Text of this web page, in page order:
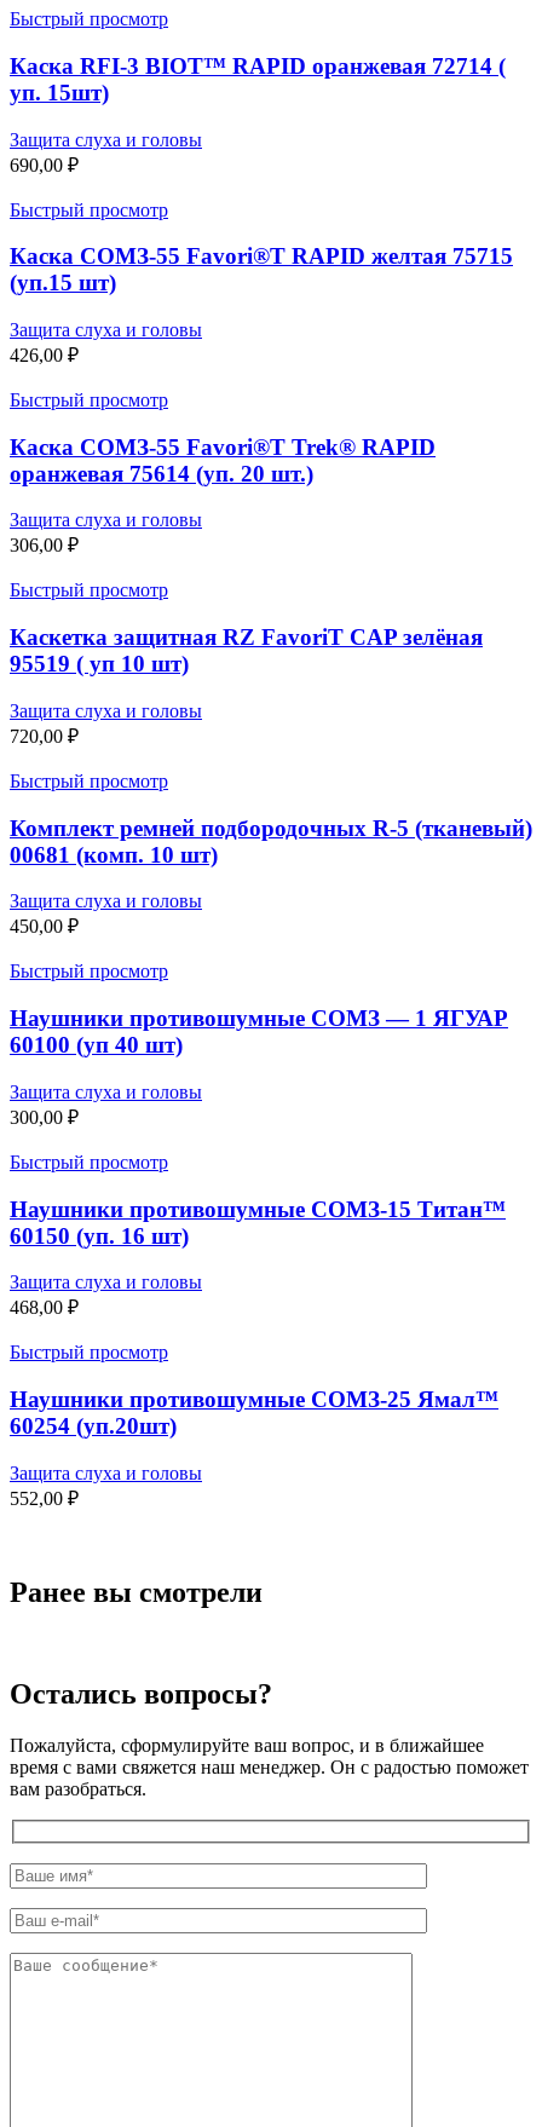
Быстрый просмотр
Каска RFI-3 BIOT™ RAPID оранжевая 72714 (
уп. 15шт)
Защита слуха и головы
690,00 ₽
Быстрый просмотр
Каска СОМЗ-55 Favori®T RAPID желтая 75715
(уп.15 шт)
Защита слуха и головы
426,00 ₽
Быстрый просмотр
Каска СОМЗ-55 Favori®T Trek® RAPID
оранжевая 75614 (уп. 20 шт.)
Защита слуха и головы
306,00 ₽
Быстрый просмотр
Каскетка защитная RZ FavoriT CAP зелёная
95519 ( уп 10 шт)
Защита слуха и головы
720,00 ₽
Быстрый просмотр
Комплект ремней подбородочных R-5 (тканевый)
00681 (комп. 10 шт)
Защита слуха и головы
450,00 ₽
Быстрый просмотр
Наушники противошумные СОМЗ — 1 ЯГУАР
60100 (уп 40 шт)
Защита слуха и головы
300,00 ₽
Быстрый просмотр
Наушники противошумные СОМЗ-15 Титан™
60150 (уп. 16 шт)
Защита слуха и головы
468,00 ₽
Быстрый просмотр
Наушники противошумные СОМЗ-25 Ямал™
60254 (уп.20шт)
Защита слуха и головы
552,00 ₽
Ранее вы смотрели
Остались вопросы?
Пожалуйста, сформулируйте ваш вопрос, и в ближайшее
время с вами свяжется наш менеджер. Он с радостью поможет
вам разобраться.